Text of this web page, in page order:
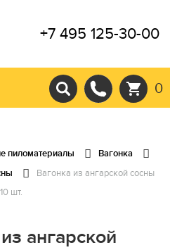
+7 495 125-30-00
0
пиломатериалы
Вагонка
Вагонка из ангарской сосны
шт.
ангарской